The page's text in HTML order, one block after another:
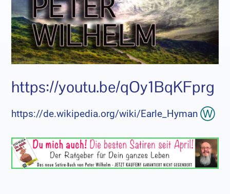
https://youtu.be/qOy1BqKFprg
https://de.wikipedia.org/wiki/Earle_Hyman